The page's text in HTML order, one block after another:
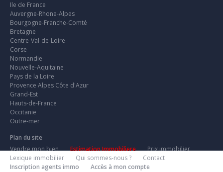
Ile de France
Auvergne-Rhone-Alpes
Bourgogne-Franche-Comté
Bretagne
Centre-Val-de-Loire
Corse
Normandie
Nouvelle-Aquitaine
Pays de la Loire
Provence Alpes Côte d'Azur
Grand-Est
Hauts-de-France
Occitanie
Outre-mer
Plan du site
Vendre mon bien
Estimation Immobiliere
Prix immobilier
Lexique immobilier
Qui sommes-nous ?
Contact
Inscription agents immo
Accès à mon compte